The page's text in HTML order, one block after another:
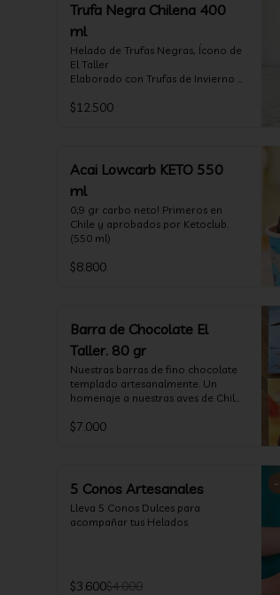
Trufa Negra Chilena 400
ml
Helado de Trufas Negras, Ícono de
El Taller
Elaborado con Trufas de Invierno
de los reconocidos Truferos Grau ,
Formato 400 ml
La temporada de trufas es muy
corta y esta Edición es muy
Limitada, aproveche ya de vivir
esta fantástica experiencia!!
Ya disponible en
www.eltallerchile.cl
$12.500
Acai Lowcarb KETO 550
ml
0,9 gr carbo neto! Primeros en
Chile y aprobados por Ketoclub.
(550 ml)
$8.800
Barra de Chocolate El
Taller. 80 gr
Nuestras barras de fino chocolate
templado artesanalmente. Un
homenaje a nuestras aves de Chile.
$7.000
-
5 Conos Artesanales
Lleva 5 Conos Dulces para
acompañar tus Helados
$3.600$4.000